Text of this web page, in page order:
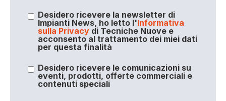
Desidero ricevere la newsletter di
Impianti News, ho letto l'Informativa
sulla Privacydi Tecniche Nuove e
acconsento al trattamento dei miei dati
per questa finalità
Desidero ricevere le comunicazioni su
eventi, prodotti, offerte commerciali e
contenuti speciali